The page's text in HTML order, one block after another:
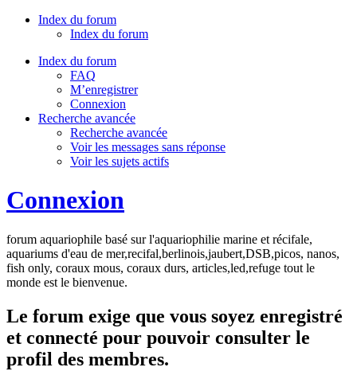
Index du forum
Index du forum
Index du forum
FAQ
M’enregistrer
Connexion
Recherche avancée
Recherche avancée
Voir les messages sans réponse
Voir les sujets actifs
Connexion
forum aquariophile basé sur l'aquariophilie marine et récifale,
aquariums d'eau de mer,recifal,berlinois,jaubert,DSB,picos, nanos,
fish only, coraux mous, coraux durs, articles,led,refuge tout le
monde est le bienvenue.
Le forum exige que vous soyez enregistré
et connecté pour pouvoir consulter le
profil des membres.